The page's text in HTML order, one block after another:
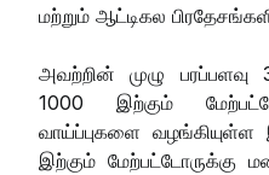
மற்றும் ஆட்டிகல
அவற்றின் முழு பரப்பளவு
1000 இற்கும்
வாய்ப்புகளை
இற்கும் மேற்பட்டோருக்கு